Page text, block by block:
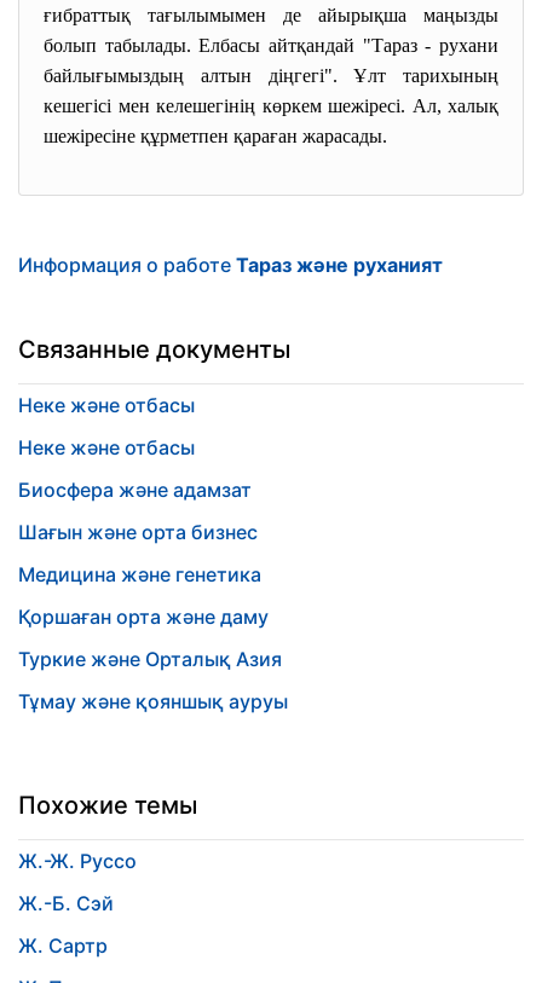
ғибраттық тағылымымен де айырықша маңызды
болып табылады. Елбасы айтқандай "Тараз - рухани
байлығымыздың алтын діңгегі". Ұлт тарихының
кешегісі мен келешегінің көркем шежіресі. Ал, халық
шежіресіне құрметпен қараған жарасады.
Информация о работе Тараз және руханият
Связанные документы
Неке және отбасы
Неке және отбасы
Биосфера және адамзат
Шағын және орта бизнес
Медицина және генетика
Қоршаған орта және даму
Туркие және Орталық Азия
Тұмау және қояншық ауруы
Похожие темы
Ж.-Ж. Руссо
Ж.-Б. Сэй
Ж. Сартр